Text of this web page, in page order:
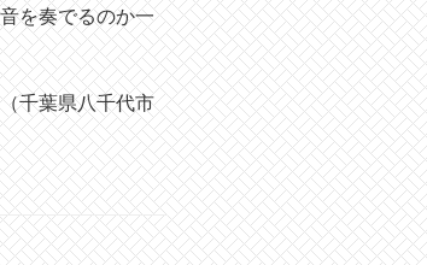
を奏でるのか一
千葉県八千代市